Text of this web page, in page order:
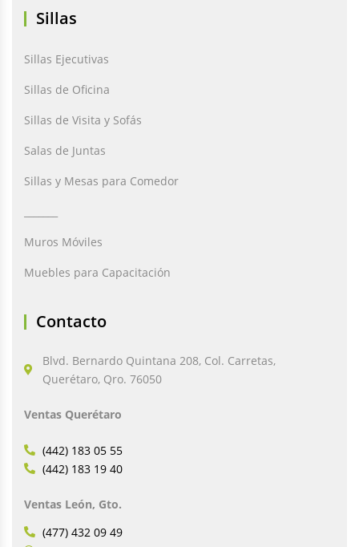
Sillas
Sillas Ejecutivas
Sillas de Oficina
Sillas de Visita y Sofás
Salas de Juntas
Sillas y Mesas para Comedor
Muros Móviles
Muebles para Capacitación
Contacto
Blvd. Bernardo Quintana 208, Col. Carretas,
Querétaro, Qro. 76050
Ventas Querétaro
(442) 183 05 55
(442) 183 19 40
Ventas León, Gto.
(477) 432 09 49